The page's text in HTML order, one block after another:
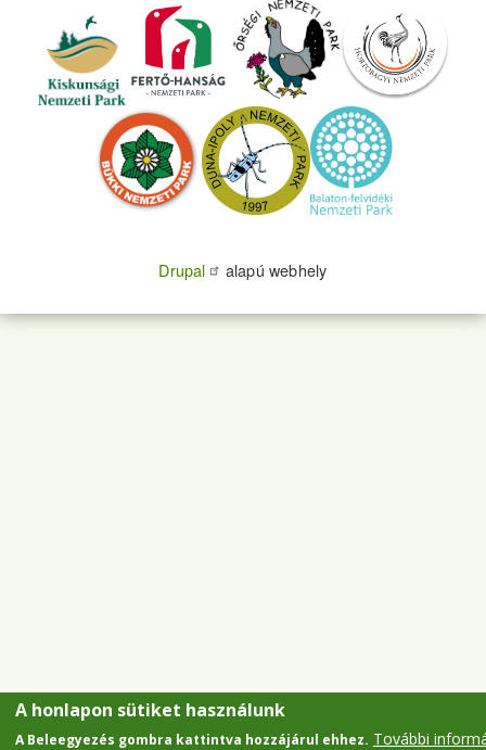
Drupal alapú webhely
A honlapon sütiket használunk
A Beleegyezés gombra kattintva hozzájárul ehhez. További